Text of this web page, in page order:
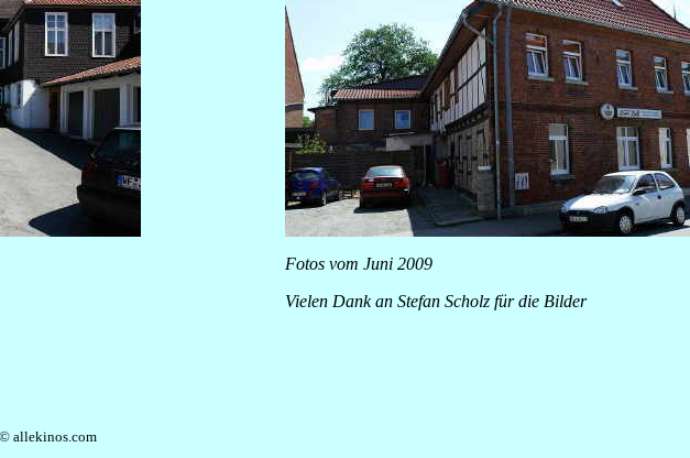
Fotos vom Juni 2009
Vielen Dank an Stefan Scholz für die Bilder
allekinos.com